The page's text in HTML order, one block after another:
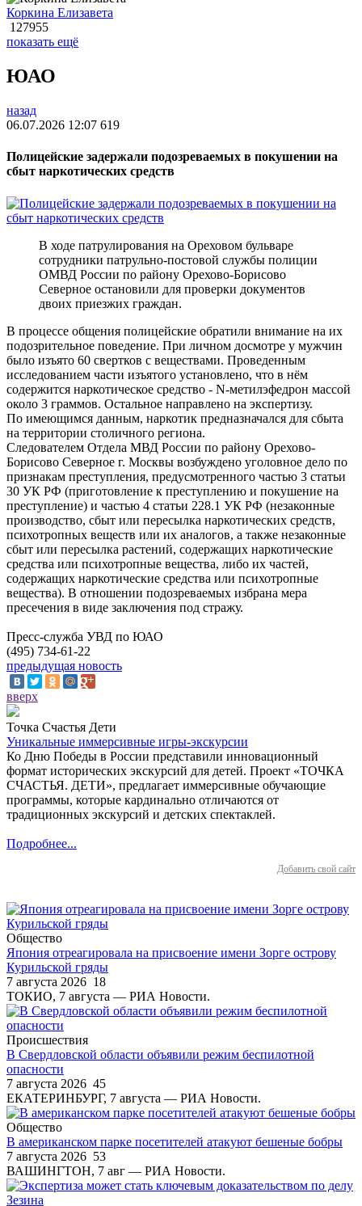
Коркина Елизавета
127955
показать ещё
ЮАО
назад
06.07.2026 12:07 619
Полицейские задержали подозреваемых в покушении на
сбыт наркотических средств
В ходе патрулирования на Ореховом бульваре
сотрудники патрульно-постовой службы полиции
ОМВД России по району Орехово-Борисово
Северное остановили для проверки документов
двоих приезжих граждан.
В процессе общения полицейские обратили внимание на их
подозрительное поведение. При личном досмотре у мужчин
было изъято 60 свертков с веществами. Проведенным
исследованием части изъятого установлено, что в нём
содержится наркотическое средство - N-метилэфедрон массой
около 3 граммов. Остальное направлено на экспертизу.
По имеющимся данным, наркотик предназначался для сбыта
на территории столичного региона.
Следователем Отдела МВД России по району Орехово-
Борисово Северное г. Москвы возбуждено уголовное дело по
признакам преступления, предусмотренного частью 3 статьи
30 УК РФ (приготовление к преступлению и покушение на
преступление) и частью 4 статьи 228.1 УК РФ (незаконные
производство, сбыт или пересылка наркотических средств,
психотропных веществ или их аналогов, а также незаконные
сбыт или пересылка растений, содержащих наркотические
средства или психотропные вещества, либо их частей,
содержащих наркотические средства или психотропные
вещества). В отношении подозреваемых избрана мера
пресечения в виде заключения под стражу.
Пресс-служба УВД по ЮАО
(495) 734-61-22
предыдущая новость
вверх
Точка Счастья Дети
Уникальные иммерсивные игры-экскурсии
Ко Дню Победы в России представили инновационный
формат исторических экскурсий для детей. Проект «ТОЧКА
СЧАСТЬЯ. ДЕТИ», предлагает иммерсивные обучающие
программы, которые кардинально отличаются от
традиционных экскурсий и детских спектаклей.
Подробнее...
Добавить свой сайт
Общество
Япония отреагировала на присвоение имени Зорге острову
Курильской гряды
7 августа 2026 18
ТОКИО, 7 августа — РИА Новости.
Происшествия
В Свердловской области объявили режим беспилотной
опасности
7 августа 2026 45
ЕКАТЕРИНБУРГ, 7 августа — РИА Новости.
Общество
В американском парке посетителей атакуют бешеные бобры
7 августа 2026 53
ВАШИНГТОН, 7 авг — РИА Новости.